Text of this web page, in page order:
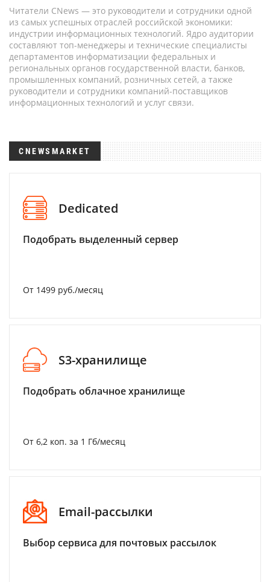
Читатели CNews — это руководители и сотрудники одной
из самых успешных отраслей российской экономики:
индустрии информационных технологий. Ядро аудитории
составляют топ-менеджеры и технические специалисты
департаментов информатизации федеральных и
региональных органов государственной власти, банков,
промышленных компаний, розничных сетей, а также
руководители и сотрудники компаний-поставщиков
информационных технологий и услуг связи.
CNEWSMARKET
Dedicated
Подобрать выделенный сервер
От 1499 руб./месяц
S3-хранилище
Подобрать облачное хранилище
От 6,2 коп. за 1 Гб/месяц
Email-рассылки
Выбор сервиса для почтовых рассылок